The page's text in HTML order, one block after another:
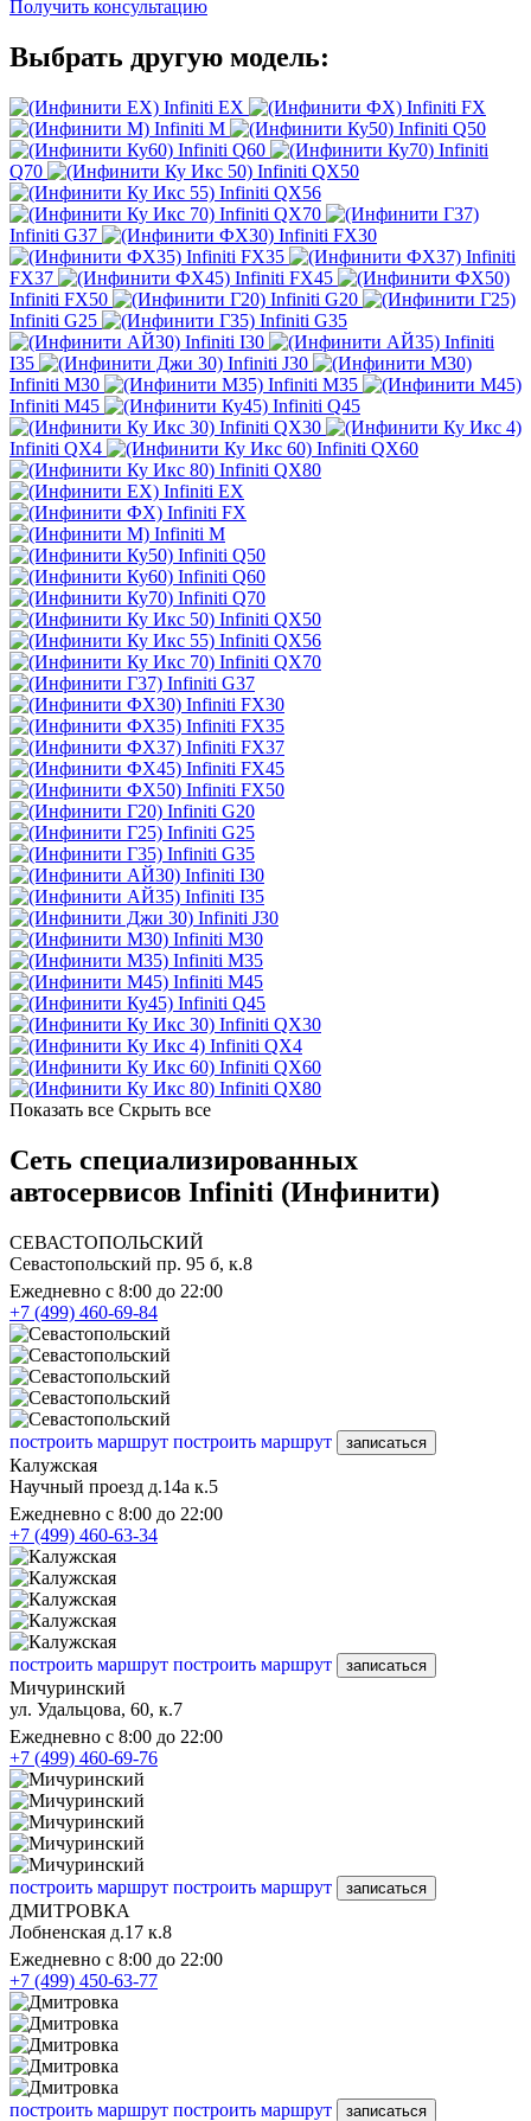
Получить консультацию
Выбрать другую модель:
Infiniti EX
Infiniti FX
Infiniti M
Infiniti Q50
Infiniti Q60
Infiniti
Q70
Infiniti QX50
Infiniti QX56
Infiniti QX70
Infiniti G37
Infiniti FX30
Infiniti FX35
Infiniti
FX37
Infiniti FX45
Infiniti FX50
Infiniti G20
Infiniti G25
Infiniti G35
Infiniti I30
Infiniti
I35
Infiniti J30
Infiniti M30
Infiniti M35
Infiniti M45
Infiniti Q45
Infiniti QX30
Infiniti QX4
Infiniti QX60
Infiniti QX80
Infiniti EX
Infiniti FX
Infiniti M
Infiniti Q50
Infiniti Q60
Infiniti Q70
Infiniti QX50
Infiniti QX56
Infiniti QX70
Infiniti G37
Infiniti FX30
Infiniti FX35
Infiniti FX37
Infiniti FX45
Infiniti FX50
Infiniti G20
Infiniti G25
Infiniti G35
Infiniti I30
Infiniti I35
Infiniti J30
Infiniti M30
Infiniti M35
Infiniti M45
Infiniti Q45
Infiniti QX30
Infiniti QX4
Infiniti QX60
Infiniti QX80
Показать все Скрыть все
Сеть специализированных
автосервисов Infiniti (Инфинити)
СЕВАСТОПОЛЬСКИЙ
Севастопольский пр. 95 б, к.8
Ежедневно с 8:00 до 22:00
+7 (499) 460-69-84
построить маршрут построить маршрут записаться
Калужская
Научный проезд д.14а к.5
Ежедневно с 8:00 до 22:00
+7 (499) 460-63-34
построить маршрут построить маршрут записаться
Мичуринский
ул. Удальцова, 60, к.7
Ежедневно с 8:00 до 22:00
+7 (499) 460-69-76
построить маршрут построить маршрут записаться
ДМИТРОВКА
Лобненская д.17 к.8
Ежедневно с 8:00 до 22:00
+7 (499) 450-63-77
построить маршрут построить маршрут записаться